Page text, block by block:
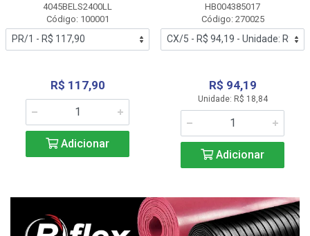
4045BELS2400LL
Código: 100001
R$ 117,90
Adicionar
HB004385017
Código: 270025
R$ 94,19
Unidade: R$ 18,84
Adicionar